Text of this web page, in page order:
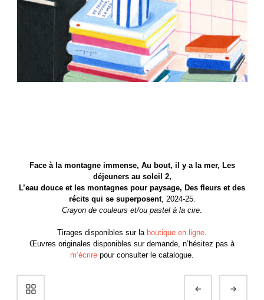
Face à la montagne immense, Au bout, il y a la mer, Les
déjeuners au soleil 2,
L’eau douce et les montagnes pour paysage, Des fleurs et des
récits qui se superposent, 2024-25.
Crayon de couleurs et/ou pastel à la cire
Tirages disponibles sur la boutique en ligne.
Œuvres originales disponibles sur demande, n’hésitez pas à
m’écrire pour consulter le catalogue.
de